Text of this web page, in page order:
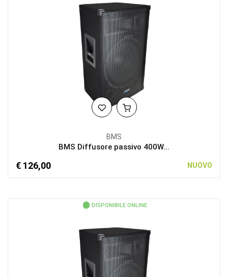
BMS
BMS Diffusore passivo 400W...
€ 126,00 NUOVO
DISPONIBILE ONLINE